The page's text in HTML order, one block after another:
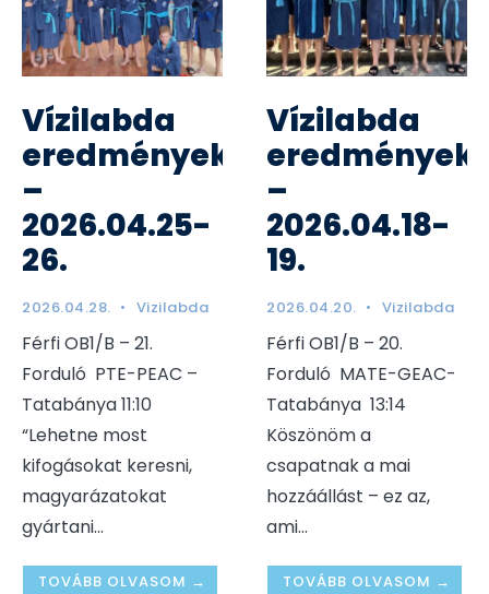
Vízilabda
eredmények
–
2026.04.25-
26.
2026.04.28. • Vizilabda
Férfi OB1/B – 21.
Forduló PTE-PEAC –
Tatabánya 11:10
“Lehetne most
kifogásokat keresni,
magyarázatokat
gyártani...
TOVÁBB OLVASOM →
Vízilabda
eredmények
–
2026.04.18-
19.
2026.04.20. • Vizilabda
Férfi OB1/B – 20.
Forduló MATE-GEAC-
Tatabánya 13:14
Köszönöm a
csapatnak a mai
hozzáállást – ez az,
ami...
TOVÁBB OLVASOM →